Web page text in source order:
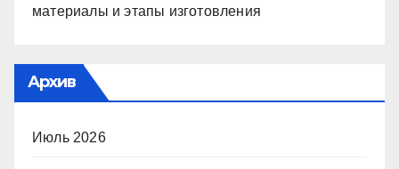
материалы и этапы изготовления
Архив
Июль 2026